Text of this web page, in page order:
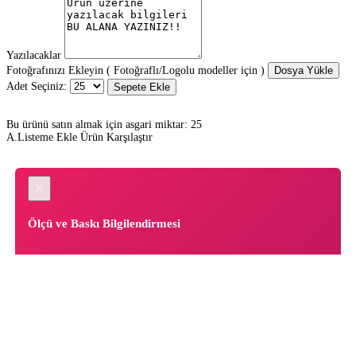
Yazılacaklar
Fotoğrafınızı Ekleyin ( Fotoğraflı/Logolu modeller için )
Dosya Yükle
Adet Seçiniz:
Sepete Ekle
Bu ürünü satın almak için asgari miktar: 25
A.Listeme Ekle Ürün Karşılaştır
Ölçü ve Baskı Bilgilendirmesi